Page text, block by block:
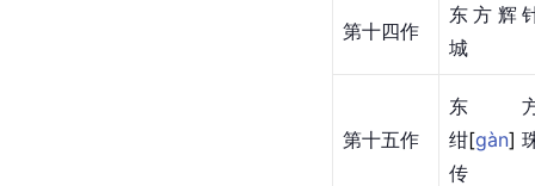
第十四作
东方辉
城
第十五作
东
绀[gàn]
传